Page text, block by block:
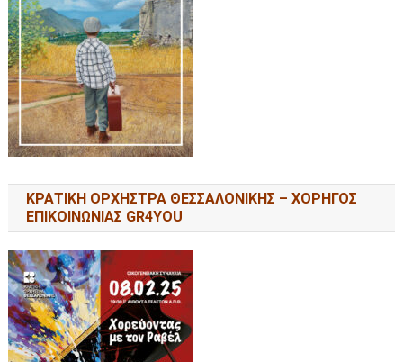
ΚΡΑΤΙΚΗ ΟΡΧΗΣΤΡΑ ΘΕΣΣΑΛΟΝΙΚΗΣ – ΧΟΡΗΓΟΣ
ΕΠΙΚΟΙΝΩΝΙΑΣ GR4YOU